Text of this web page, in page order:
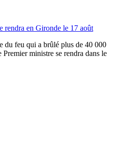
rendra en Gironde le 17 août
du feu qui a brûlé plus de 40 000
ministre se rendra dans le